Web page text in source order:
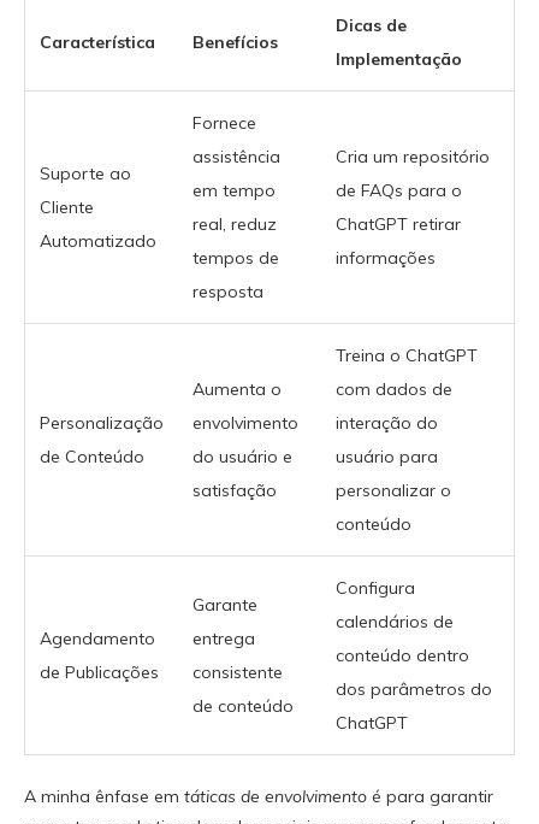
Característica Benefícios
Dicas de
Implementação
Suporte ao
Cliente
Automatizado
Fornece
assistência
em tempo
real, reduz
tempos de
resposta
Cria um repositório
de FAQs para o
ChatGPT retirar
informações
Personalização
de Conteúdo
Aumenta o
envolvimento
do usuário e
satisfação
Treina o ChatGPT
com dados de
interação do
usuário para
personalizar o
conteúdo
Agendamento
de Publicações
Garante
entrega
consistente
de conteúdo
Configura
calendários de
conteúdo dentro
dos parâmetros do
ChatGPT
A minha ênfase em táticas de envolvimento é para garantir